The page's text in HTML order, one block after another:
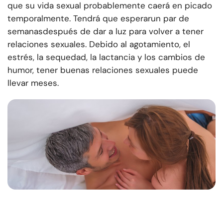
que su vida sexual probablemente caerá en picado
temporalmente. Tendrá que esperarun par de
semanasdespués de dar a luz para volver a tener
relaciones sexuales. Debido al agotamiento, el
estrés, la sequedad, la lactancia y los cambios de
humor, tener buenas relaciones sexuales puede
llevar meses.